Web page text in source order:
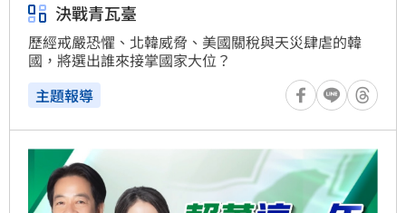
決戰青瓦臺
歷經戒嚴恐懼、北韓威脅、美國關稅與天災肆虐的韓
國，將選出誰來接掌國家大位？
主題報導